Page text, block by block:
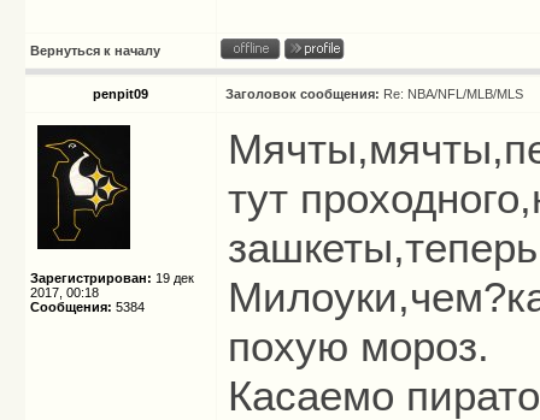
Вернуться к началу
penpit09 Заголовок сообщения: Re: NBA/NFL/MLB/MLS
Зарегистрирован: 19 дек
2017, 00:18
Сообщения: 5384
тут
похую мороз.
Касаемо